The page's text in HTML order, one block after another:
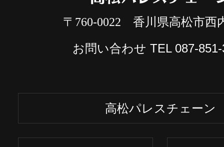
〒760-0022 香川県高松市西
お問い合わせ TEL 087-
高松パレスチェーン